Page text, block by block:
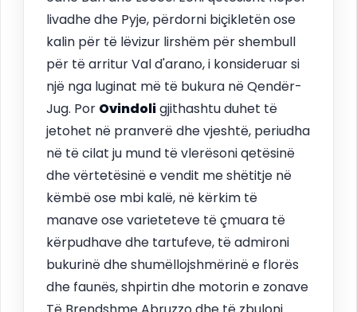
livadhe dhe Pyje, përdorni biçikletën ose
kalin për të lëvizur lirshëm për shembull
për të arritur Val d'arano, i konsideruar si
një nga luginat më të bukura në Qendër-
Jug. Por Ovindoligjithashtu duhet të
jetohet në pranverë dhe vjeshtë, periudha
në të cilat ju mund të vlerësoni qetësinë
dhe vërtetësinë e vendit me shëtitje në
këmbë ose mbi kalë, në kërkim të
manave ose varieteteve të çmuara të
kërpudhave dhe tartufeve, të admironi
bukurinë dhe shumëllojshmërinë e florës
dhe faunës, shpirtin dhe motorin e zonave